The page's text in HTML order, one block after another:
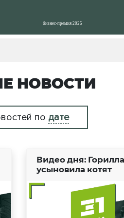
НОВОСТИ
по дате
Видео дня: Горилла
усыновила котят